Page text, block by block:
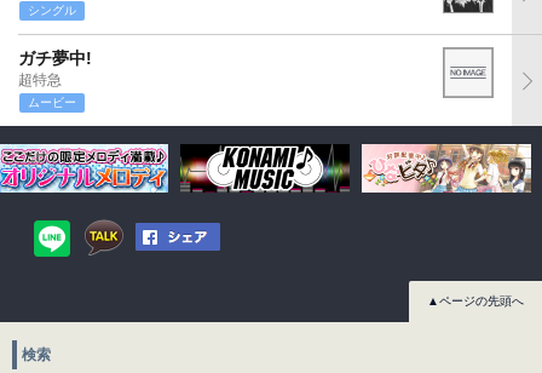
シングル
ガチ夢中!
超特急
ムービー
▲ページの先頭へ
検索